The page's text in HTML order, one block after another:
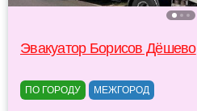
Эвакуатор Борисов Дёшево
ПО ГОРОДУ МЕЖГОРОД